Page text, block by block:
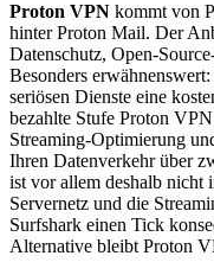
Proton VPN kommt von
hinter Proton Mail. Der
Datenschutz, Open-
Besonders
seriösen Dienste eine
bezahlte Stufe Proton
Streaming-Optimierung
Ihren Datenverkehr über
ist vor allem deshalb nicht
Servernetz und die
Surfshark einen Tick
Alternative bleibt Proton